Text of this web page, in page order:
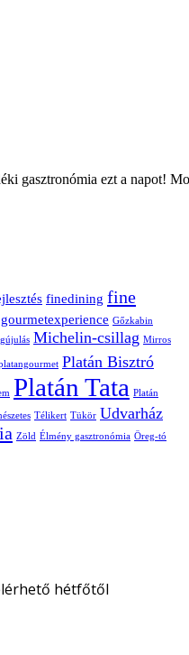
gasztronómia ezt a napot!
finedining fine
gourmetexperience Gőzkabin
Michelin-csillag Mirros
Platán Bisztró
Platán Tata Platán
Télikert Tükör Udvarház
Zöld Élmény gasztronómia Öreg-tó
hétfőtől